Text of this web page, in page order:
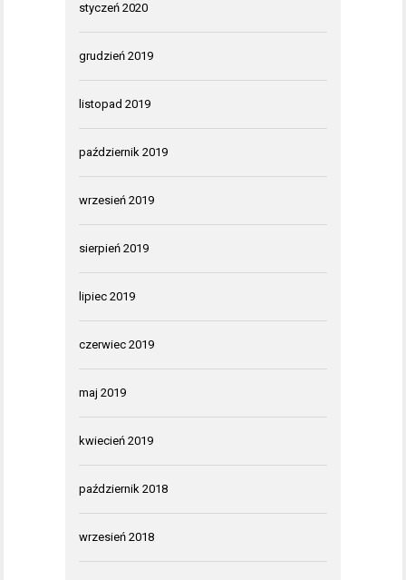
styczeń 2020
grudzień 2019
listopad 2019
październik 2019
wrzesień 2019
sierpień 2019
lipiec 2019
czerwiec 2019
maj 2019
kwiecień 2019
październik 2018
wrzesień 2018